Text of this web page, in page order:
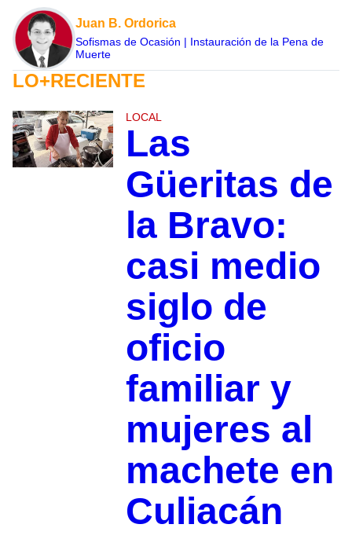
Juan B. Ordorica
Sofismas de Ocasión | Instauración de la Pena de
Muerte
LO+RECIENTE
LOCAL
Las
Güeritas de
la Bravo:
casi medio
siglo de
oficio
familiar y
mujeres al
machete en
Culiacán